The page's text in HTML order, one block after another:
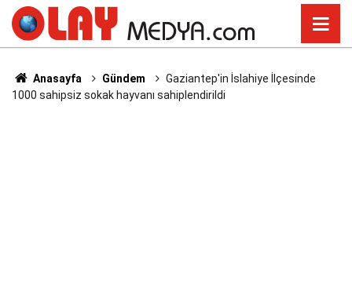
Anasayfa Gündem
Gaziantep'in İslahiye İlçesinde
1000 sahipsiz sokak hayvanı sahiplendirildi